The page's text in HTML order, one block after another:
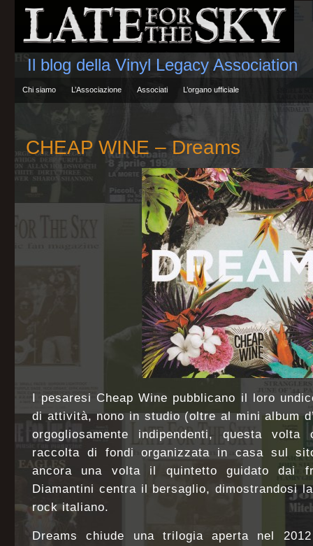
Il blog della Vinyl Legacy Association
Chi siamo L’Associazione Associati L’organo ufficiale
CHEAP WINE – Dreams
I pesaresi Cheap Wine pubblicano il loro
di attività, nono in studio (oltre al mini album
orgogliosamente indipendenti, questa
raccolta di fondi organizzata in casa sul
ancora una volta il quintetto guidato dai
Diamantini centra il bersaglio, dimostrandosi
rock italiano.
Dreams chiude una trilogia aperta nel